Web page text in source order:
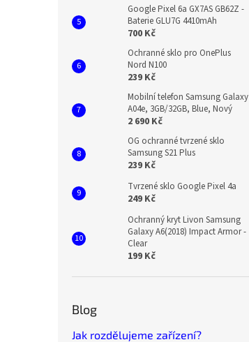
Google Pixel 6a GX7AS GB62Z -
Baterie GLU7G 4410mAh
700 Kč
Ochranné sklo pro OnePlus
Nord N100
239 Kč
Mobilní telefon Samsung Galaxy
A04e, 3GB/32GB, Blue, Nový
2 690 Kč
OG ochranné tvrzené sklo
Samsung S21 Plus
239 Kč
Tvrzené sklo Google Pixel 4a
249 Kč
Ochranný kryt Livon Samsung
Galaxy A6(2018) Impact Armor -
Clear
199 Kč
Blog
Jak rozdělujeme zařízení?